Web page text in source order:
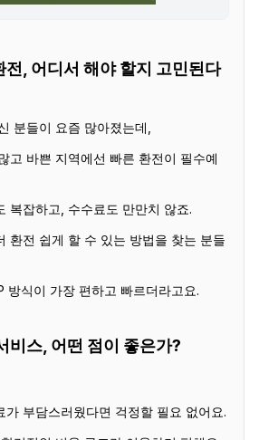
전, 어디서 해야 할지 고민된다
분들이 요즘 많아졌는데,
고 바쁜 지역에선 빠른 환전이 필수예
복잡하고, 수수료도 만만치 않죠.
환전 쉽게 할 수 있는 방법을 찾는 분들
방식이 가장 편하고 빠르더라고요.
비스, 어떤 점이 좋은가?
가 부담스러웠다면 걱정할 필요 없어요.